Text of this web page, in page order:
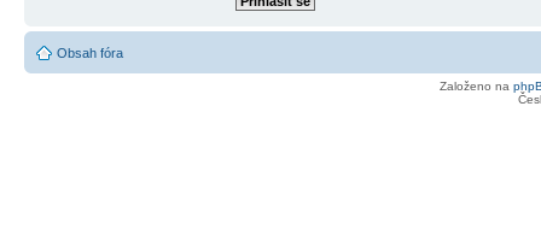
Obsah fóra
Založeno na